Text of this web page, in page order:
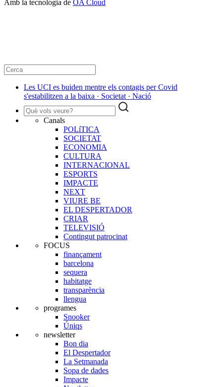
Amb la tecnologia de OA Cloud
Les UCI es buiden mentre els contagis per Covid
s'estabilitzen a la baixa · Societat · Nació
Canals
POLíTICA
SOCIETAT
ECONOMIA
CULTURA
INTERNACIONAL
ESPORTS
IMPACTE
NEXT
VIURE BE
EL DESPERTADOR
CRIAR
TELEVISIÓ
Contingut patrocinat
FOCUS
finançament
barcelona
sequera
habitatge
transparència
llengua
programes
Snooker
Úniqs
newsletter
Bon dia
El Despertador
La Setmanada
Sopa de dades
Impacte